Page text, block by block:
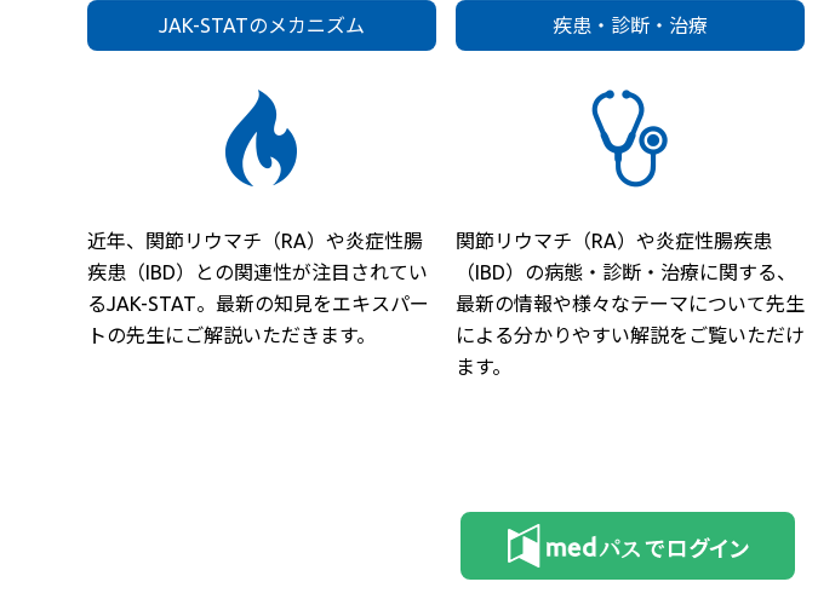
JAK-STATのメカニズム
近年、関節リウマチ（RA）や炎症性腸
疾患（IBD）との関連性が注目されてい
るJAK-STAT。最新の知見をエキスパー
トの先生にご解説いただきます。
疾患・診断・治療
関節リウマチ（RA）や炎症性腸疾患
（IBD）の病態・診断・治療に関する、
最新の情報や様々なテーマについて先生
による分かりやすい解説をご覧いただけ
ます。